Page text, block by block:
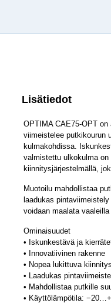
Lisätiedot
OPTIMA CAE75-OPT
viimeistelee putkikourun
kulmakohdissa.
valmistettu ulkokulma
kiinnitysjärjestelmällä,
Muotoilu mahdollistaa
laadukas
voidaan maalata
Ominaisuudet
• Iskunkestävä ja
• Innovatiivinen rakenne
• Nopea lukittuva
• Laadukas
• Mahdollistaa putkille
• Käyttölämpötila: